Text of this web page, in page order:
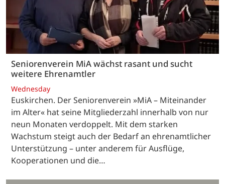
Seniorenverein MiA wächst rasant und sucht
weitere Ehrenamtler
Wednesday
Euskirchen. Der Seniorenverein »MiA – Miteinander
im Alter« hat seine Mitgliederzahl innerhalb von nur
neun Monaten verdoppelt. Mit dem starken
Wachstum steigt auch der Bedarf an ehrenamtlicher
Unterstützung – unter anderem für Ausflüge,
Kooperationen und die…